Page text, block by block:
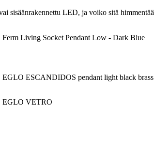
sisäänrakennettu LED, ja voiko sitä himmentää
Ferm Living Socket Pendant Low - Dark Blue
EGLO ESCANDIDOS pendant light black brass
EGLO VETRO